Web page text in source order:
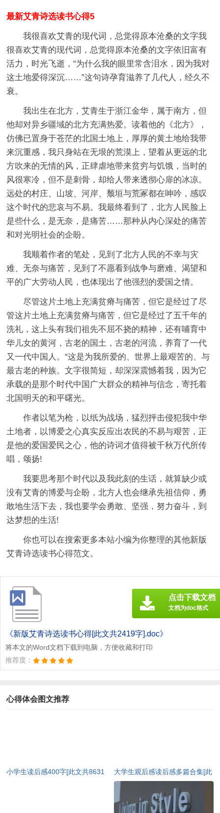
最新艾青诗选读书心得5
我很喜欢艾青的现代词，总觉得原本沧桑的文字我
很喜欢艾青的现代词，总觉得原本沧桑的文字依旧富有
活力，时光飞逝，“为什么我的眼里常含泪水，因为我对
这土地爱得深沉……”这句诗孕育滋养了几代人，经久不
衰。
我出生在北方，艾青生于浙江金华，属于南方，但
他却对异乡疆域的北方充满热爱。读着他的《北方》，
仿佛已置身于苍茫的北国土地上，厚厚的黄土地给我带
来沉重感，我只身站在无垠的荒漠上，望着从更远的北
方吹来的无情的风，正肆虐地带来贫穷与饥饿，当时的
风很寒冷，但不是刺骨，却给人带来透彻心扉的冰凉。
远处的村庄、山坡、河岸、颓垣与荒冢都在呻吟，感叹
这个时代的悲哀与不易。我最终看到了，北方人民脸上
是些什么，是无奈，是痛苦……那种从内心深处的痛苦
和对光明社会的企盼。
我顺着作者的笔处，见到了北方人民的不幸与灾
难、无奈与痛苦，见到了不愿看到战争与磨难、渴望和
平的广大劳动人民，也体现出了他强烈的爱国之情。
尽管这片土地上充满贫瘠与痛苦，但它是经过了尽
管这片土地上充满贫瘠与痛苦，但它是经过了五千年的
洗礼，这上头有我们祖先不屈不挠的精神，还有哺育中
华儿女的黄河，古老的国土，古老的河流，养育了一代
又一代中国人。“这是为我所爱的、世界上最艰苦的、与
最古老的种族。文字很简短，却深深震憾着我，因为它
承载的是那个时代中国广大群众的精神与信念，寄托着
北国明天的和平曙光。
作者以笔为枪，以纸为战场，猛烈抨击侵犯我中华
土地者，以博爱之心真实反应出农民的不易与艰苦，正
是他的爱国爱民之心，他的诗词才值得被千秋万代所传
唱，颂扬!
我要思考那个时代以及我此刻的生话，就算缺少或
没有艾青的博爱与企盼，北方人也会继承先祖信仰，勇
敢地生活下去，我也要学会勇敢、坚强，努力奋斗，到
达梦想的生活!
你也可以在搜索更多本站小编为你整理的其他新版
艾青诗选读书心得范文。
《新版艾青诗选读书心得[此文共2419字].doc》
将本文的Word文档下载到电脑，方便收藏和打印
推荐度：
点击下载文档
文档为doc格式
心得体会图文推荐
小学生读后感400字[此文共8631
大学生观后感读后感多篇合集[此
文共3236字]